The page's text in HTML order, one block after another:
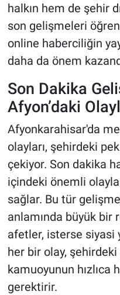
halkın hem de şehir
son gelişmeleri
online haberciliğin
daha da önem
Son Dakika
Afyon’daki
Afyonkarahisar'da
olayları, şehirdeki
çekiyor. Son dakika
içindeki önemli
sağlar. Bu tür
anlamında büyük bir
afetler, isterse siyasi
her bir olay,
kamuoyunun hızlıca
gerektirir.